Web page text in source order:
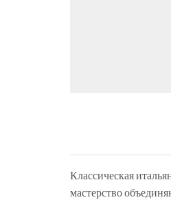
Классическая
мастерство